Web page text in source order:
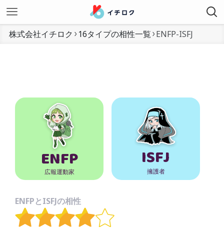
株式会社イチロク 16タイプの相性一覧 ENFP-ISFJ
ENFP
広報運動家
ISFJ
擁護者
ENFPとISFJの相性